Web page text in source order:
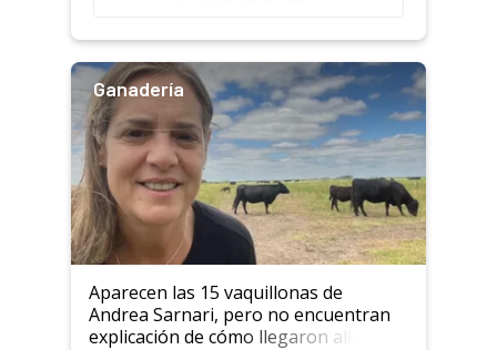
Ganadería
Aparecen las 15 vaquillonas de
Andrea Sarnari, pero no encuentran
explicación de cómo llegaron allí